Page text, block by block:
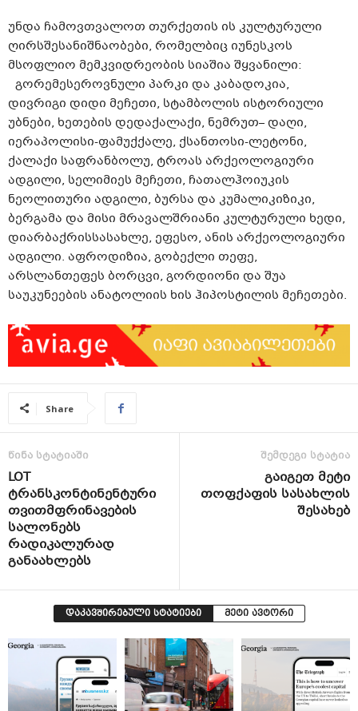
უნდა ჩამოვთვალოთ თურქეთის ის კულტურული
ღირსშესანიშნაობები, რომელბიც იუნესკოს
მსოფლიო მემკვიდრეობის სიაშია შყვანილი:
გორემესეროვნული პარკი და კაბადოკია,
დივრიგი დიდი მეჩეთი, სტამბოლის ისტორიული
უბნები, ხეთების დედაქალაქი, ნემრუთ– დაღი,
იერაპოლისი-ფამუქქალე, ქსანთოსი-ლეტონი,
ქალაქი საფრანბოლუ, ტროას არქეოლოგიური
ადგილი, სელიმიეს მეჩეთი, ჩათალჰოიუკის
ნეოლითური ადგილი, ბურსა და კუმალიკიზიკი,
ბერგამა და მისი მრავალშრიანი კულტურული ხედი,
დიარბაქრისსასახლე, ეფესო, ანის არქეოლოგიური
ადგილი. აფროდიზია, გობექლი თეფე,
არსლანთეფეს ბორცვი, გორდიონი და შუა
საუკუნეების ანატოლიის ხის ჰიპოსტილის მეჩეთები.
Share
წინა სტატიაში
LOT
ტრანსკონტინენტური
თვითმფრინავების
სალონებს
რადიკალურად
განაახლებს
შემდეგი სტატია
გაიგეთ მეტი
თოფქაფის სასახლის
შესახებ
დაკავშირებული სტატიები მეტი ავტორი